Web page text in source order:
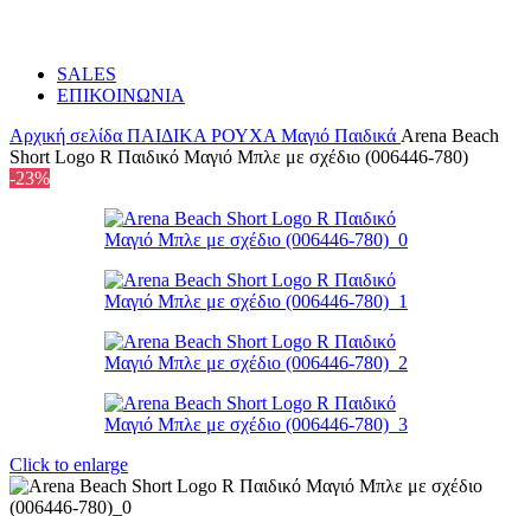
SALES
ΕΠΙΚΟΙΝΩΝΙΑ
Αρχική σελίδα ΠΑΙΔΙΚΑ ΡΟΥΧΑ Μαγιό Παιδικά Arena Beach
Short Logo R Παιδικό Μαγιό Μπλε με σχέδιο (006446-780)
-23%
Click to enlarge